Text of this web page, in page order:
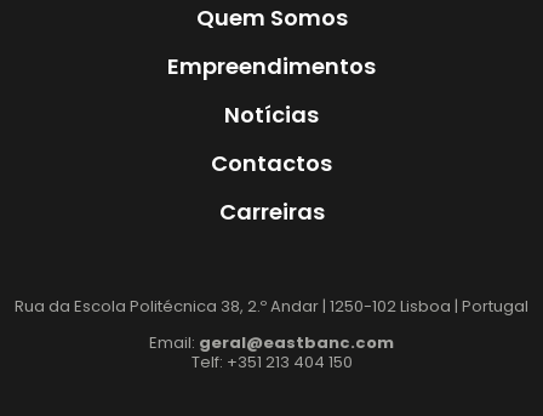
Quem Somos
Empreendimentos
Notícias
Contactos
Carreiras
Rua da Escola Politécnica 38, 2.º Andar | 1250-102 Lisboa | Portugal
Email: geral@eastbanc.com
Telf: +351 213 404 150